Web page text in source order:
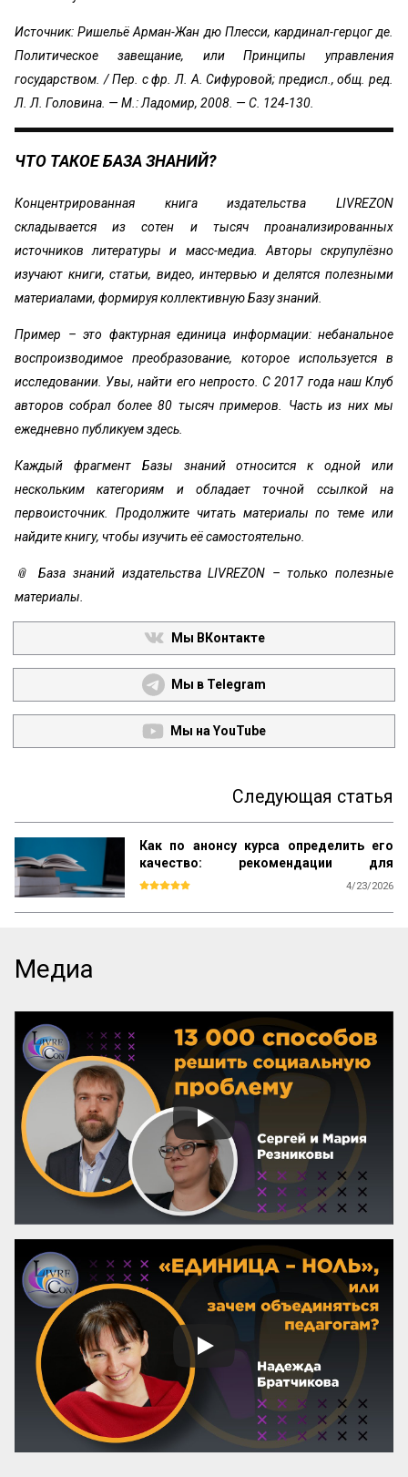
Источник: Ришельё Арман-Жан дю Плесси, кардинал-герцог де.
Политическое завещание, или Принципы управления
государством. / Пер. с фр. Л. А. Сифуровой; предисл., общ. ред.
Л. Л. Головина. — М.: Ладомир, 2008. — С. 124-130.
ЧТО ТАКОЕ БАЗА ЗНАНИЙ?
Концентрированная книга издательства LIVREZON
складывается из сотен и тысяч проанализированных
источников литературы и масс-медиа. Авторы скрупулёзно
изучают книги, статьи, видео, интервью и делятся полезными
материалами, формируя коллективную Базу знаний.
Пример – это фактурная единица информации: небанальное
воспроизводимое преобразование, которое используется в
исследовании. Увы, найти его непросто. С 2017 года наш Клуб
авторов собрал более 80 тысяч примеров. Часть из них мы
ежедневно публикуем здесь.
Каждый фрагмент Базы знаний относится к одной или
нескольким категориям и обладает точной ссылкой на
первоисточник. Продолжите читать материалы по теме или
найдите книгу, чтобы изучить её самостоятельно.
📎 База знаний издательства LIVREZON – только полезные
материалы.
Мы ВКонтакте
Мы в Telegram
Мы на YouTube
Следующая статья
Как по анонсу курса определить его
качество: рекомендации для
студентов
4/23/2026
слов и выбирать курсы с практической
Почему можно доверять анонсу?
Содержание публичного объявления
почти всегда отражает суть самой
программы. Если организаторы вложили
силы в качественный курс, они
обязательно напишут об этом конкретно.
И наоборот: размытые фразы и
отсутствие деталей – верный ...
Медиа